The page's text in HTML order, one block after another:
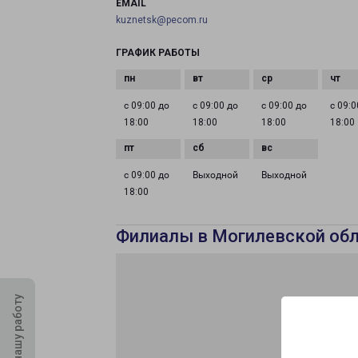
EMAIL
kuznetsk@pecom.ru
ГРАФИК РАБОТЫ
с 09:00 до
18:00
с 09:00 до
18:00
с 09:00 до
18:00
с
18:00
с 09:00 до
18:00
Выходной Выходной
Филиалы в Могилевской